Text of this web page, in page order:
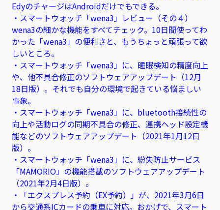
EdyのチャージはAndroidだけでもできる。
・スマートウォッチ「wena3」レビュー（その４）
wena3の細かな機能をすべてチェック。10日間使ってわ
かった「wena3」の便利さと、もうちょっと頑張って欲
しいところ。
・スマートウォッチ「wena3」に、睡眠検知の精度向上
や、他不具合修正のソフトウェアアップデート（12月
18日版）。それでも自分の環境で起きている悩ましい
事象。
・スマートウォッチ「wena3」に、bluetooth接続性の
向上や活動ログの同期不具合の修正、連携ヘッド設定機
能などのソフトウェアアップデート（2021年1月12日
版）。
・スマートウォッチ「wena3」に、紛失防止サービス
「MAMORIO」の機能搭載のソフトウェアアップデート
（2021年2月4日版）。
・「エクスプレス予約（EX予約）」が、2021年3月6日
から交通系ICカードの乗車に対応。おかげで、スマート